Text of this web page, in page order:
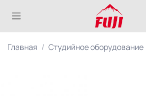
Главная Студийное оборудование